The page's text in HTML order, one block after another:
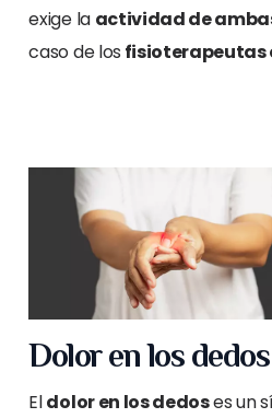
exige la actividad de
caso de los fisioterapeutas
Dolor en los
Eldolor en los dedoses un